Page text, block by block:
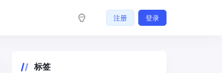
注册 登录
标签